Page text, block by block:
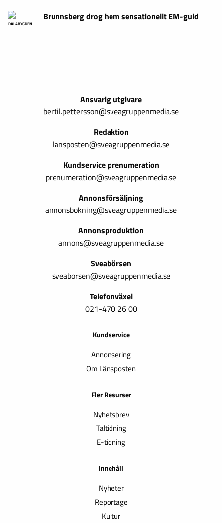
DALABYGDEN
Brunnsberg drog hem sensationellt EM-guld
Ansvarig utgivare
bertil.pettersson@sveagruppenmedia.se
Redaktion
lansposten@sveagruppenmedia.se
Kundservice prenumeration
prenumeration@sveagruppenmedia.se
Annonsförsäljning
annonsbokning@sveagruppenmedia.se
Annonsproduktion
annons@sveagruppenmedia.se
Sveabörsen
sveaborsen@sveagruppenmedia.se
Telefonväxel
021-470 26 00
Kundservice
Annonsering
Om Länsposten
Fler Resurser
Nyhetsbrev
Taltidning
E-tidning
Innehåll
Nyheter
Reportage
Kultur